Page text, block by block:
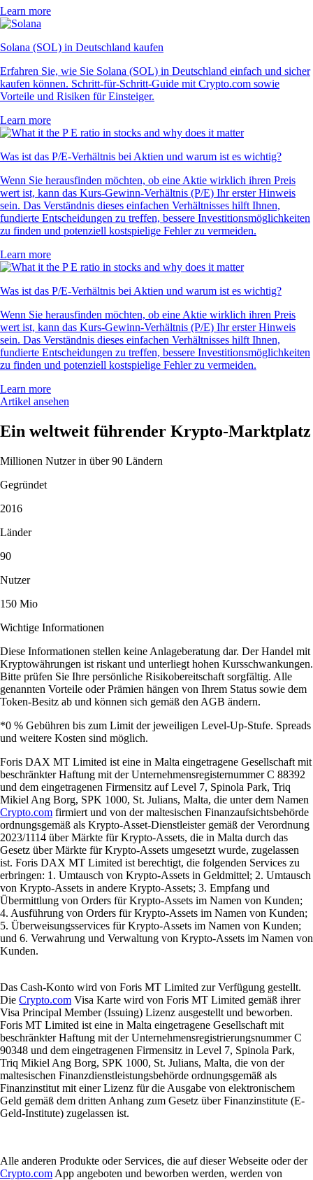
Learn more
Solana (SOL) in Deutschland kaufen
Erfahren Sie, wie Sie Solana (SOL) in Deutschland einfach und sicher
kaufen können. Schritt-für-Schritt-Guide mit Crypto.com sowie
Vorteile und Risiken für Einsteiger.
Learn more
Was ist das P/E-Verhältnis bei Aktien und warum ist es wichtig?
Wenn Sie herausfinden möchten, ob eine Aktie wirklich ihren Preis
wert ist, kann das Kurs-Gewinn-Verhältnis (P/E) Ihr erster Hinweis
sein. Das Verständnis dieses einfachen Verhältnisses hilft Ihnen,
fundierte Entscheidungen zu treffen, bessere Investitionsmöglichkeiten
zu finden und potenziell kostspielige Fehler zu vermeiden.
Learn more
Was ist das P/E-Verhältnis bei Aktien und warum ist es wichtig?
Wenn Sie herausfinden möchten, ob eine Aktie wirklich ihren Preis
wert ist, kann das Kurs-Gewinn-Verhältnis (P/E) Ihr erster Hinweis
sein. Das Verständnis dieses einfachen Verhältnisses hilft Ihnen,
fundierte Entscheidungen zu treffen, bessere Investitionsmöglichkeiten
zu finden und potenziell kostspielige Fehler zu vermeiden.
Learn more
Artikel ansehen
Ein weltweit führender Krypto-Marktplatz
Millionen Nutzer in über 90 Ländern
Gegründet
2016
Länder
90
Nutzer
150 Mio
Wichtige Informationen
Diese Informationen stellen keine Anlageberatung dar. Der Handel mit
Kryptowährungen ist riskant und unterliegt hohen Kursschwankungen.
Bitte prüfen Sie Ihre persönliche Risikobereitschaft sorgfältig. Alle
genannten Vorteile oder Prämien hängen von Ihrem Status sowie dem
Token-Besitz ab und können sich gemäß den AGB ändern.
*0 % Gebühren bis zum Limit der jeweiligen Level-Up-Stufe. Spreads
und weitere Kosten sind möglich.
Foris DAX MT Limited ist eine in Malta eingetragene Gesellschaft mit
beschränkter Haftung mit der Unternehmensregisternummer C 88392
und dem eingetragenen Firmensitz auf Level 7, Spinola Park, Triq
Mikiel Ang Borg, SPK 1000, St. Julians, Malta, die unter dem Namen
Crypto.com firmiert und von der maltesischen Finanzaufsichtsbehörde
ordnungsgemäß als Krypto-Asset-Dienstleister gemäß der Verordnung
2023/1114 über Märkte für Krypto-Assets, die in Malta durch das
Gesetz über Märkte für Krypto-Assets umgesetzt wurde, zugelassen
ist. Foris DAX MT Limited ist berechtigt, die folgenden Services zu
erbringen: 1. Umtausch von Krypto-Assets in Geldmittel; 2. Umtausch
von Krypto-Assets in andere Krypto-Assets; 3. Empfang und
Übermittlung von Orders für Krypto-Assets im Namen von Kunden;
4. Ausführung von Orders für Krypto-Assets im Namen von Kunden;
5. Überweisungsservices für Krypto-Assets im Namen von Kunden;
und 6. Verwahrung und Verwaltung von Krypto-Assets im Namen von
Kunden.
Das Cash-Konto wird von Foris MT Limited zur Verfügung gestellt.
Die Crypto.com Visa Karte wird von Foris MT Limited gemäß ihrer
Visa Principal Member (Issuing) Lizenz ausgestellt und beworben.
Foris MT Limited ist eine in Malta eingetragene Gesellschaft mit
beschränkter Haftung mit der Unternehmensregistrierungsnummer C
90348 und dem eingetragenen Firmensitz in Level 7, Spinola Park,
Triq Mikiel Ang Borg, SPK 1000, St. Julians, Malta, die von der
maltesischen Finanzdienstleistungsbehörde ordnungsgemäß als
Finanzinstitut mit einer Lizenz für die Ausgabe von elektronischem
Geld gemäß dem dritten Anhang zum Gesetz über Finanzinstitute (E-
Geld-Institute) zugelassen ist.
Alle anderen Produkte oder Services, die auf dieser Webseite oder der
Crypto.com App angeboten und beworben werden, werden von